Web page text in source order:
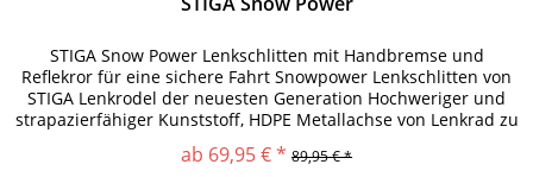
STIGA Snow Power Lenkschlitten mit Handbremse und
Reflekror für eine sichere Fahrt Snowpower Lenkschlitten von
STIGA Lenkrodel der neuesten Generation Hochweriger und
strapazierfähiger Kunststoff, HDPE Metallachse von Lenkrad zu
den zwei...
ab 69,95 € * 89,95 € *